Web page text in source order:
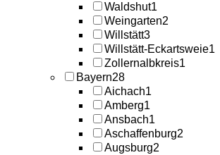
Waldshut1
Weingarten2
Willstätt3
Willstätt-Eckartsweie1
Zollernalbkreis1
Bayern28
Aichach1
Amberg1
Ansbach1
Aschaffenburg2
Augsburg2